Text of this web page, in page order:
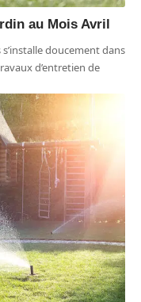
au Mois Avril
doucement dans
d’entretien de